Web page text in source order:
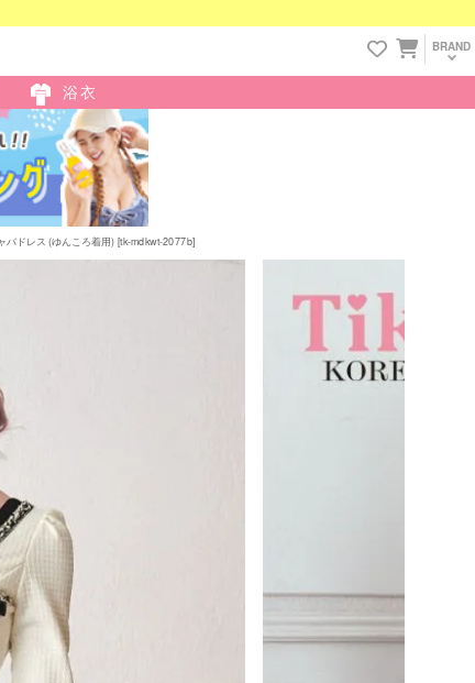
BRAND
浴衣
バドレス (ゆんころ着用) [tk-mdkwt-2077b]